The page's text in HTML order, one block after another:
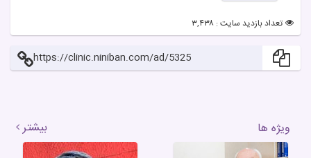
تعداد بازدید سایت : ۳,۴۳۸
https://clinic.niniban.com/ad/5325
ویژه ها بیشتر